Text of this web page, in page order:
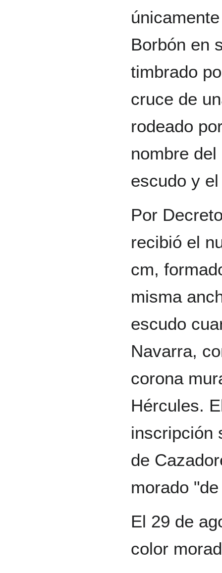
Borbón en
timbrado
cruce de
rodeado
nombre del
escudo y
Por
recibió el
cm,
misma
escudo
Navarra,
corona
Hércules.
inscripción
de
morado
El 29 de
color